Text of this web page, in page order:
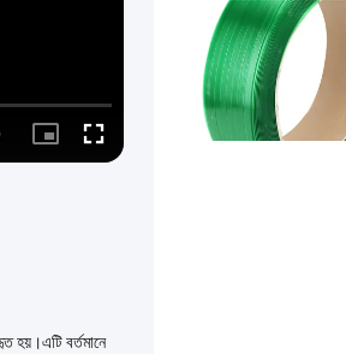
Picture- Fullscreen
হয়।এটি বর্তমানে